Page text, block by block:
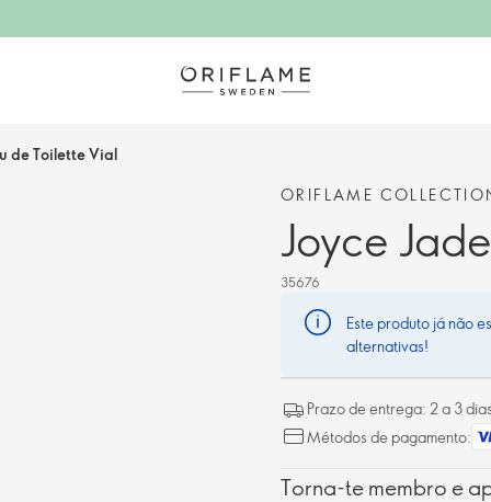
de Toilette Vial
ORIFLAME
Joyce
35676
Este produto já não
alternativas!
Prazo de entrega: 2 a 3
Métodos de pagamento:
Torna-te membro e